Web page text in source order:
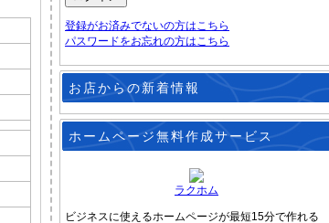
登録がお済みでないの方はこちら
パスワードをお忘れの方はこちら
お店からの新着情報
ホームページ無料作成サービス
ラクホム
ビジネスに使えるホームページが最短15分で作れる